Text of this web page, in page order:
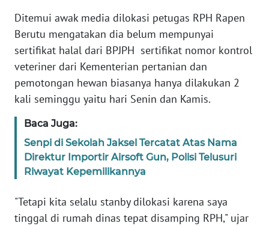
Ditemui awak media dilokasi petugas RPH Rapen
Berutu mengatakan dia belum mempunyai
sertifikat halal dari BPJPH sertifikat nomor kontrol
veteriner dari Kementerian pertanian dan
pemotongan hewan biasanya hanya dilakukan 2
kali seminggu yaitu hari Senin dan Kamis.
Baca Juga:
Senpi di Sekolah Jaksel Tercatat Atas Nama
Direktur Importir Airsoft Gun, Polisi Telusuri
Riwayat Kepemilikannya
"Tetapi kita selalu stanby dilokasi karena saya
tinggal di rumah dinas tepat disamping RPH," ujar
RIAU
WN
SERAMBI
WN
WN
SULTRA
NTB